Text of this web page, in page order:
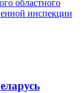
областного
инспекции